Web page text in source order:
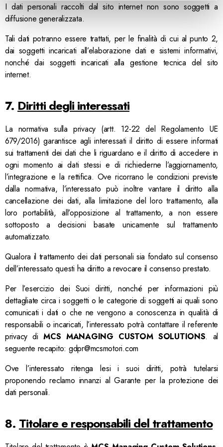
I dati personali raccolti dal sito internet non sono soggetti a
diffusione generalizzata.
Tali dati potranno essere trattati, per le finalità di cui al punto 2,
dai soggetti incaricati all’elaborazione dati e sistemi informativi,
nonché dai soggetti incaricati alla gestione tecnica del sito
internet.
7. Diritti degli interessati
La normativa sulla privacy (artt. 12-22 del Regolamento UE
679/2016) garantisce agli interessati il diritto di essere informati
sui trattamenti dei dati che li riguardano e il diritto di accedere in
ogni momento ai dati stessi e di richiederne l’aggiornamento,
l’integrazione e la rettifica. Ove ricorrano le condizioni previste
dalla normativa, l’interessato può inoltre vantare il diritto alla
cancellazione dei dati, alla limitazione del loro trattamento, alla
loro portabilità, all’opposizione al trattamento, a non essere
sottoposto a decisioni basate unicamente sul trattamento
automatizzato.
Qualora il trattamento dei dati personali sia fondato sul consenso
dell’interessato questi ha diritto a revocare il consenso prestato.
Per l’esercizio dei Suoi diritti, nonché per informazioni più
dettagliate circa i soggetti o le categorie di soggetti ai quali sono
comunicati i dati o che ne vengono a conoscenza in qualità di
responsabili o incaricati, l’interessato potrà contattare il referente
privacy diMCS MANAGING CUSTOM SOLUTIONS. al
seguente recapito: gdpr@mcsmotori.com
Ove l’interessato ritenga lesi i suoi diritti, potrà tutelarsi
proponendo reclamo innanzi al Garante per la protezione dei
dati personali.
8. Titolare e responsabili del trattamento